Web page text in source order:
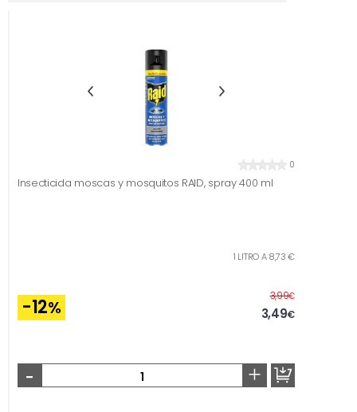
0
Insecticida moscas y mosquitos RAID, spray 400 ml
1 LITRO A 8,73 €
-12%
3,99€Antes
3,49€
- +